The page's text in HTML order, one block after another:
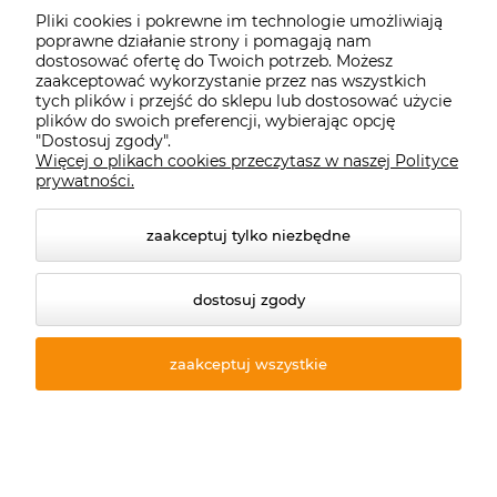
Andrzelina:+48 733 453 773
Dział Hurtowy:
Jarek P.:+48 533 736 831
Łukasz:+48 791 217 333
Jarek:+48 698 460 250
Starecegly.com
Pliki cookies i pokrewne im technologie umożliwiają
poprawne działanie strony i pomagają nam
dostosować ofertę do Twoich potrzeb. Możesz
zaakceptować wykorzystanie przez nas wszystkich
tych plików i przejść do sklepu lub dostosować użycie
plików do swoich preferencji, wybierając opcję
"Dostosuj zgody".
Więcej o plikach cookies przeczytasz w naszej Polityce
prywatności.
zaakceptuj tylko niezbędne
dostosuj zgody
zaakceptuj wszystkie